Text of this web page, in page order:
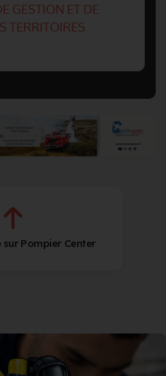
GESTION ET DE
TERRITOIRES
Pompier Center